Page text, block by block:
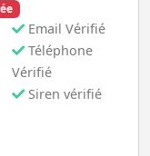
Email Vérifié
Téléphone
Vérifié
Siren vérifié